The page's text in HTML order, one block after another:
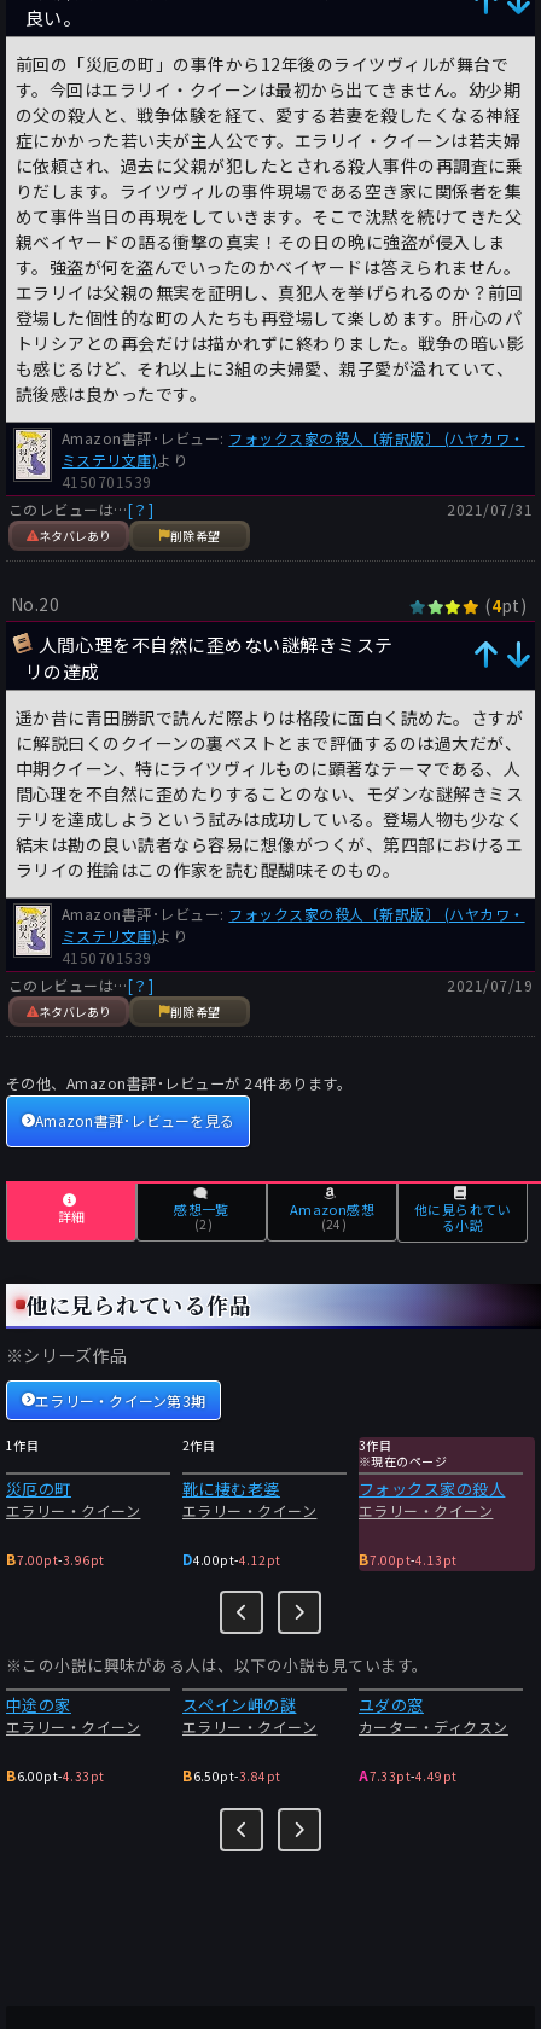
良い。
前回の「災厄の町」の事件から12年後のライツヴィルが舞台で
す。今回はエラリイ・クイーンは最初から出てきません。幼少期
の父の殺人と、戦争体験を経て、愛する若妻を殺したくなる神経
症にかかった若い夫が主人公です。エラリイ・クイーンは若夫婦
に依頼され、過去に父親が犯したとされる殺人事件の再調査に乗
りだします。ライツヴィルの事件現場である空き家に関係者を集
めて事件当日の再現をしていきます。そこで沈黙を続けてきた父
親ベイヤードの語る衝撃の真実！その日の晩に強盗が侵入しま
す。強盗が何を盗んでいったのかベイヤードは答えられません。
エラリイは父親の無実を証明し、真犯人を挙げられるのか？前回
登場した個性的な町の人たちも再登場して楽しめます。肝心のパ
トリシアとの再会だけは描かれずに終わりました。戦争の暗い影
も感じるけど、それ以上に3組の夫婦愛、親子愛が溢れていて、
読後感は良かったです。
Amazon書評･レビュー: フォックス家の殺人〔新訳版〕 (ハヤカワ・
ミステリ文庫)より
4150701539
このレビューは…[？]
ネタバレあり 削除希望
2021/07/31
No.20 (4pt)
人間心理を不自然に歪めない謎解きミステ
リの達成
遥か昔に青田勝訳で読んだ際よりは格段に面白く読めた。さすが
に解説曰くのクイーンの裏ベストとまで評価するのは過大だが、
中期クイーン、特にライツヴィルものに顕著なテーマである、人
間心理を不自然に歪めたりすることのない、モダンな謎解きミス
テリを達成しようという試みは成功している。登場人物も少なく
結末は勘の良い読者なら容易に想像がつくが、第四部におけるエ
ラリイの推論はこの作家を読む醍醐味そのもの。
Amazon書評･レビュー: フォックス家の殺人〔新訳版〕 (ハヤカワ・
ミステリ文庫)より
4150701539
このレビューは…[？]
ネタバレあり 削除希望
2021/07/19
その他、Amazon書評･レビューが 24件あります。
Amazon書評･レビューを見る
詳細 感想一覧
(2)
Amazon感想
(24)
他に見られてい
る小説
他に見られている作品
※シリーズ作品
エラリー・クイーン第3期
1作目
災厄の町
エラリー・クイーン
B7.00pt-3.96pt
2作目
靴に棲む老婆
エラリー・クイーン
D4.00pt-4.12pt
3作目
※現在のページ
フォックス家の殺人
エラリー・クイーン
B7.00pt-4.13pt
※この小説に興味がある人は、以下の小説も見ています。
中途の家
エラリー・クイーン
B6.00pt-4.33pt
スペイン岬の謎
エラリー・クイーン
B6.50pt-3.84pt
ユダの窓
カーター・ディクスン
A7.33pt-4.49pt